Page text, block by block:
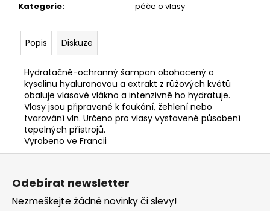
Kategorie: péče o vlasy
Popis Diskuze
Hydratačně-ochranný šampon obohacený o
kyselinu hyaluronovou a extrakt z růžových květů
obaluje vlasové vlákno a intenzivně ho hydratuje.
Vlasy jsou připravené k foukání, žehlení nebo
tvarování vln. Určeno pro vlasy vystavené působení
tepelných přístrojů.
Vyrobeno ve Francii
Odebírat newsletter
Nezmeškejte žádné novinky či slevy!